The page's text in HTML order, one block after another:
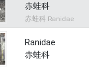
赤蛙科
赤蛙科 Ranidae
Ranidae
赤蛙科